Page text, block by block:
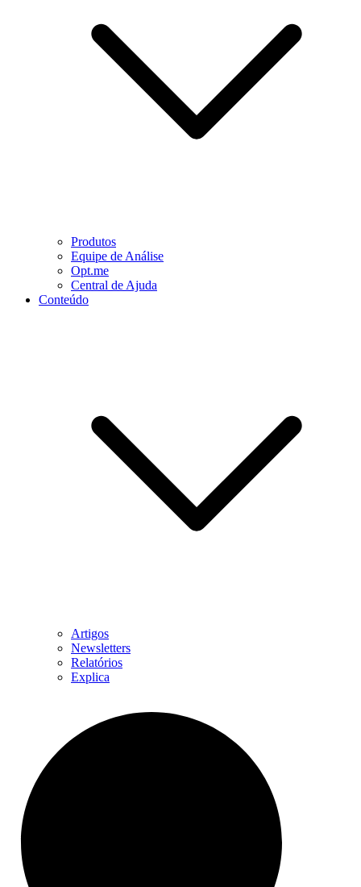
Produtos
Equipe de Análise
Opt.me
Central de Ajuda
Conteúdo
Artigos
Newsletters
Relatórios
Explica